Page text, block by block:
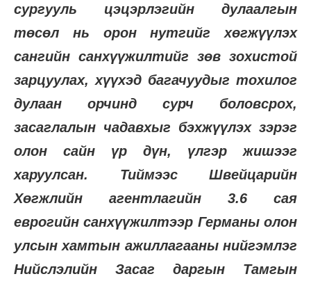
сургууль цэцэрлэгийн дулаалгын
төсөл нь орон нутгийг хөгжүүлэх
сангийн санхүүжилтийг зөв зохистой
зарцуулах, хүүхэд багачуудыг тохилог
дулаан орчинд сурч боловсрох,
засаглалын чадавхыг бэхжүүлэх зэрэг
олон сайн үр дүн, үлгэр жишээг
харуулсан. Тиймээс Швейцарийн
Хөгжлийн агентлагийн 3.6 сая
еврогийн санхүүжилтээр Германы олон
улсын хамтын ажиллагааны нийгэмлэг
Нийслэлийн Засаг даргын Тамгын